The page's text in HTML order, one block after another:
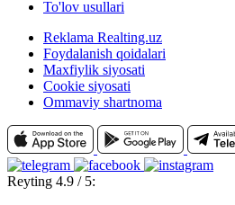
To'lov usullari
Reklama Realting.uz
Foydalanish qoidalari
Maxfiylik siyosati
Cookie siyosati
Ommaviy shartnoma
Reyting 4.9 / 5: